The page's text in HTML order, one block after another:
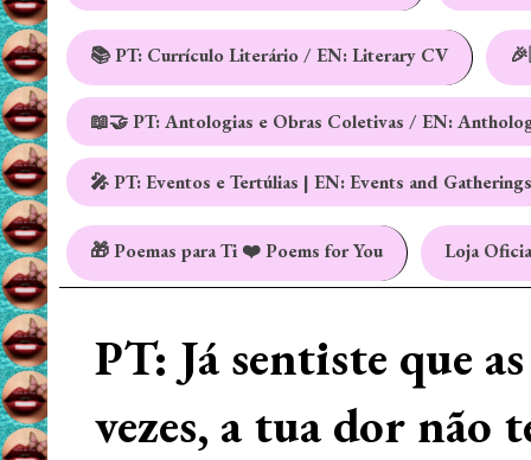
📚 PT: Currículo Literário / EN: Literary CV
📖🤝 PT: Antologias e Obras Coletivas / EN:
🎤 PT: Eventos e Tertúlias | EN: Events and Gatherings
🎁 Poemas para Ti ❤️ Poems for You Loja
PT: Já sentiste que
vezes, a tua dor não